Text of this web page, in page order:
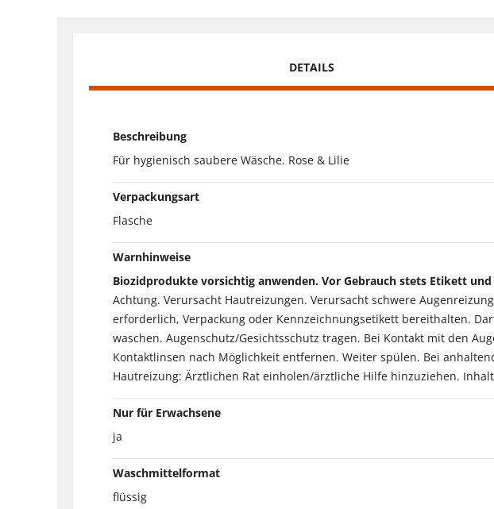
DETAILS
Beschreibung
Für hygienisch saubere Wäsche. Rose & Lilie
Verpackungsart
Flasche
Warnhinweise
Biozidprodukte vorsichtig anwenden. Vor Gebrauch stets Etikett
Achtung. Verursacht Hautreizungen. Verursacht schwere
erforderlich, Verpackung oder Kennzeichnungsetikett bereithalten.
waschen. Augenschutz/Gesichtsschutz tragen. Bei Kontakt mit den
Kontaktlinsen nach Möglichkeit entfernen. Weiter spülen. Bei
Hautreizung: Ärztlichen Rat einholen/ärztliche Hilfe hinzuziehen.
Nur für Erwachsene
ja
Waschmittelformat
flüssig